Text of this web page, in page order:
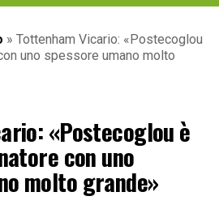
» Tottenham Vicario: «Postecoglou
uno spessore umano molto
«Postecoglou è
con uno
molto grande»